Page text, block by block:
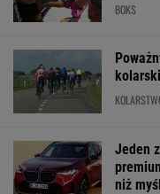
BOKS
Jeden
niż